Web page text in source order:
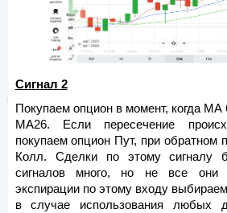
Сигнал 2
Покупаем опцион в момент, когда
МА26. Если пересечение
покупаем опцион Пут, при обратном
Колл. Сделки по этому сигналу
сигналов много, но не все они
экспирации по этому входу
в случае использования любых